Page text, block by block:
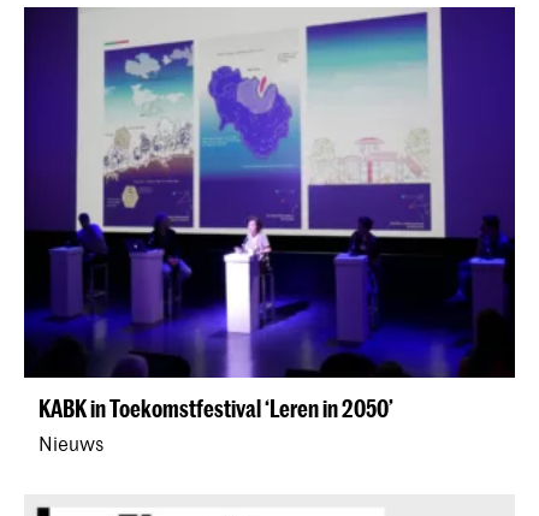
KABK in Toekomstfestival ‘Leren in 2050’
Nieuws